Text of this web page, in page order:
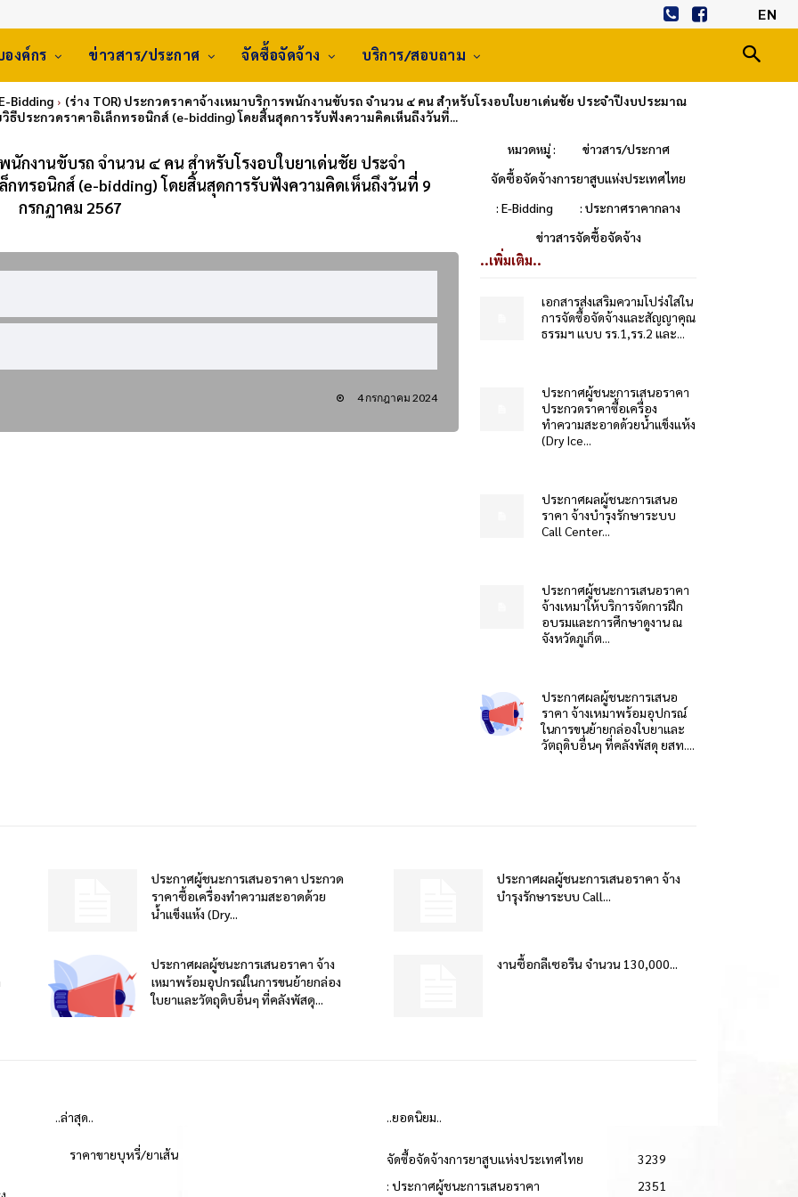
EN
องค์กร ข่าวสาร/ประกาศ จัดซื้อจัดจ้าง บริการ/สอบถาม
Bidding
(ร่าง TOR) ประกวดราคาจ้างเหมาบริการพนักงานขับรถ จำนวน ๔ คน สำหรับโรงอบใบยาเด่นชัย ประจำปีงบประมาณ
ธีประกวดราคาอิเล็กทรอนิกส์ (e-bidding) โดยสิ้นสุดการรับฟังความคิดเห็นถึงวันที่...
นักงานขับรถ จำนวน ๔ คน สำหรับโรงอบใบยาเด่นชัย ประจำ
ทรอนิกส์ (e-bidding) โดยสิ้นสุดการรับฟังความคิดเห็นถึงวันที่ 9
กรกฎาคม 2567
หมวดหมู่ :
ข่าวสาร/ประกาศ
จัดซื้อจัดจ้างการยาสูบแห่งประเทศไทย
: E-Bidding
: ประกาศราคากลาง
ข่าวสารจัดซื้อจัดจ้าง
4 กรกฎาคม 2024
..เพิ่มเติม..
เอกสารส่งเสริมความโปร่งใสใน
การจัดซื้อจัดจ้างและสัญญาคุณ
ธรรมฯ แบบ รร.1,รร.2 และ...
ประกาศผู้ชนะการเสนอราคา
ประกวดราคาซื้อเครื่อง
ทำความสะอาดด้วยน้ำแข็งแห้ง
(Dry Ice...
ประกาศผลผู้ชนะการเสนอ
ราคา จ้างบำรุงรักษาระบบ
Call Center...
ประกาศผู้ชนะการเสนอราคา
จ้างเหมาให้บริการจัดการฝึก
อบรมและการศึกษาดูงาน ณ
จังหวัดภูเก็ต...
ประกาศผลผู้ชนะการเสนอ
ราคา จ้างเหมาพร้อมอุปกรณ์
ในการขนย้ายกล่องใบยาและ
วัตถุดิบอื่นๆ ที่คลังพัสดุ ยสท....
ประกาศผู้ชนะการเสนอราคา ประกวด
ราคาซื้อเครื่องทำความสะอาดด้วย
น้ำแข็งแห้ง (Dry...
ประกาศผลผู้ชนะการเสนอราคา จ้าง
บำรุงรักษาระบบ Call...
ประกาศผลผู้ชนะการเสนอราคา จ้าง
เหมาพร้อมอุปกรณ์ในการขนย้ายกล่อง
ใบยาและวัตถุดิบอื่นๆ ที่คลังพัสดุ...
งานซื้อกลีเซอรีน จำนวน 130,000...
..ล่าสุด..
ราคาขายบุหรี่/ยาเส้น
..ยอดนิยม..
จัดซื้อจัดจ้างการยาสูบแห่งประเทศไทย
3239
: ประกาศผู้ชนะการเสนอราคา
2351